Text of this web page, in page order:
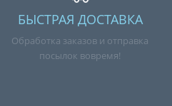
БЫСТРАЯ ДОСТАВКА
Обработка заказов и отправка
посылок вовремя!